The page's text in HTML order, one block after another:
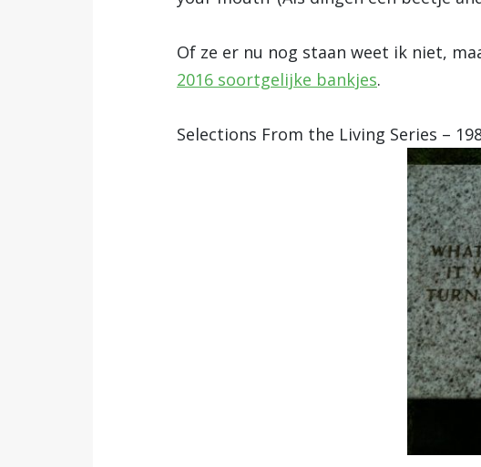
Of ze er nu nog staan weet ik niet,
2016 soortgelijke bankjes.
Selections From the Living Series –